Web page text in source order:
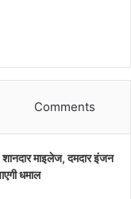
Comments
माइलेज, दमदार इंजन
धमाल